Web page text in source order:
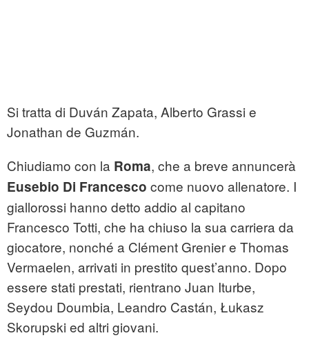
Si tratta di Duván Zapata, Alberto Grassi e
Jonathan de Guzmán.
Chiudiamo con la Roma, che a breve annuncerà
Eusebio Di Francesco come nuovo allenatore. I
giallorossi hanno detto addio al capitano
Francesco Totti, che ha chiuso la sua carriera da
giocatore, nonché a Clément Grenier e Thomas
Vermaelen, arrivati in prestito quest’anno. Dopo
essere stati prestati, rientrano Juan Iturbe,
Seydou Doumbia, Leandro Castán, Łukasz
Skorupski ed altri giovani.